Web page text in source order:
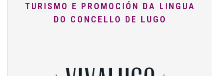
TURISMO E PROMOCIÓN DA LINGUA
DO CONCELLO DE LUGO